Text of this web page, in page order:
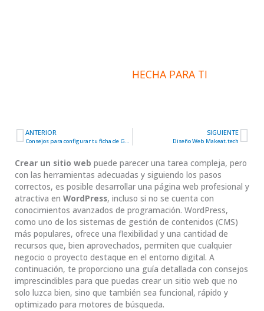
HECHA PARA TI
Ant
ANTERIOR
Consejos para configurar tu ficha de Google para SEO
SIGUIENTE
Diseño Web Makeat.tech
Crear un sitio web puede parecer una tarea compleja, pero
con las herramientas adecuadas y siguiendo los pasos
correctos, es posible desarrollar una página web profesional y
atractiva en WordPress, incluso si no se cuenta con
conocimientos avanzados de programación. WordPress,
como uno de los sistemas de gestión de contenidos (CMS)
más populares, ofrece una flexibilidad y una cantidad de
recursos que, bien aprovechados, permiten que cualquier
negocio o proyecto destaque en el entorno digital. A
continuación, te proporciono una guía detallada con consejos
imprescindibles para que puedas crear un sitio web que no
solo luzca bien, sino que también sea funcional, rápido y
optimizado para motores de búsqueda.